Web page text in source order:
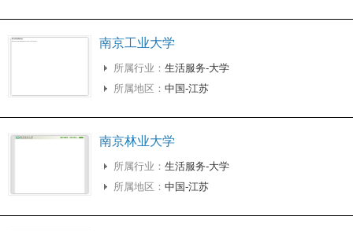
南京工业大学
所属行业： 生活服务-大学
所属地区： 中国-江苏
南京林业大学
所属行业： 生活服务-大学
所属地区： 中国-江苏